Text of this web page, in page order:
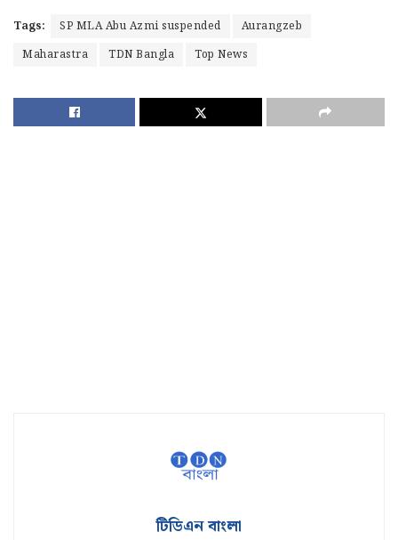
Tags: SP MLA Abu Azmi suspended
Aurangzeb
Maharastra
TDN Bangla Top News
টিডিএন বাংলা